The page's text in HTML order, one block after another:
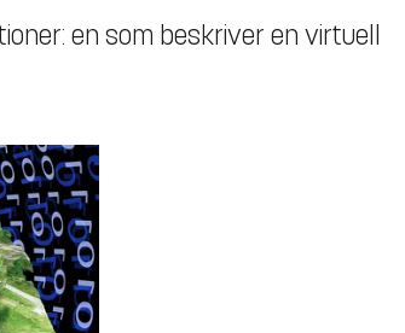
en som beskriver en virtuell